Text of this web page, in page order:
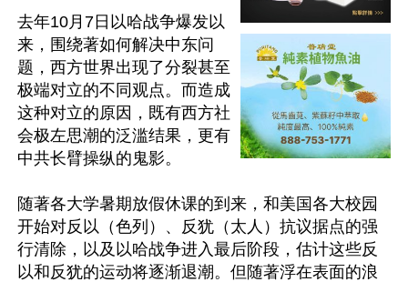
去年10月7日以哈战争爆发以
来，围绕著如何解决中东问
题，西方世界出现了分裂甚至
极端对立的不同观点。而造成
这种对立的原因，既有西方社
会极左思潮的泛滥结果，更有
中共长臂操纵的鬼影。
随著各大学暑期放假休课的到来，和美国各大校园
开始对反以（色列）、反犹（太人）抗议据点的强
行清除，以及以哈战争进入最后阶段，估计这些反
以和反犹的运动将逐渐退潮。但随著浮在表面的浪